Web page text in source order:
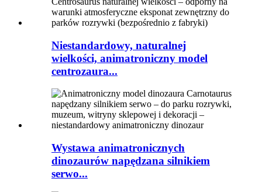
Niestandardowy, naturalnej
wielkości, animatroniczny model
centrozaura...
Wystawa animatronicznych
dinozaurów napędzana silnikiem
serwo...